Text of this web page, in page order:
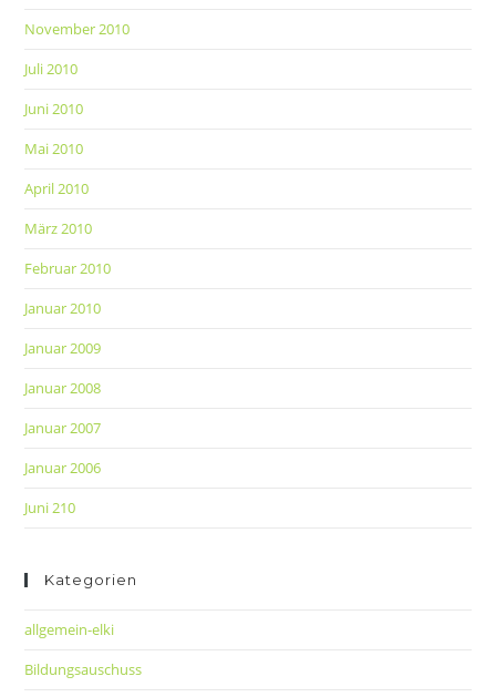
November 2010
Juli 2010
Juni 2010
Mai 2010
April 2010
März 2010
Februar 2010
Januar 2010
Januar 2009
Januar 2008
Januar 2007
Januar 2006
Juni 210
Kategorien
allgemein-elki
Bildungsauschuss